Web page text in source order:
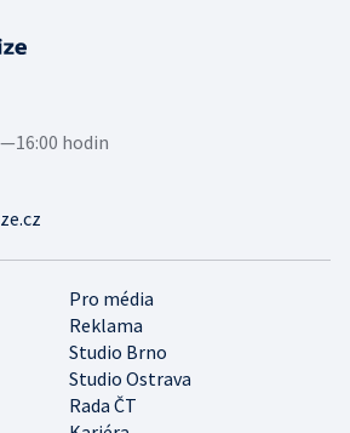
Pro média
Reklama
Studio Brno
Studio Ostrava
Rada ČT
hodin